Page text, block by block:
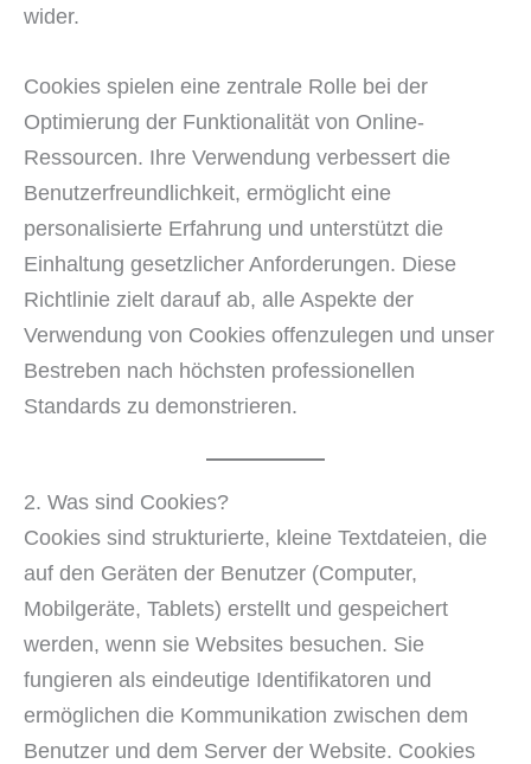
wider.
Cookies spielen eine zentrale Rolle bei der
Optimierung der Funktionalität von Online-
Ressourcen. Ihre Verwendung verbessert die
Benutzerfreundlichkeit, ermöglicht eine
personalisierte Erfahrung und unterstützt die
Einhaltung gesetzlicher Anforderungen. Diese
Richtlinie zielt darauf ab, alle Aspekte der
Verwendung von Cookies offenzulegen und unser
Bestreben nach höchsten professionellen
Standards zu demonstrieren.
2. Was sind Cookies?
Cookies sind strukturierte, kleine Textdateien, die
auf den Geräten der Benutzer (Computer,
Mobilgeräte, Tablets) erstellt und gespeichert
werden, wenn sie Websites besuchen. Sie
fungieren als eindeutige Identifikatoren und
ermöglichen die Kommunikation zwischen dem
Benutzer und dem Server der Website. Cookies